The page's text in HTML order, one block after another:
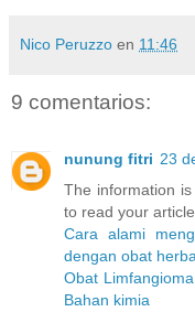
Nico Peruzzo en 11:46
9 comentarios:
nunung fitri 23
The information
to read your article.
Cara alami
dengan obat
Obat
Bahan kimia